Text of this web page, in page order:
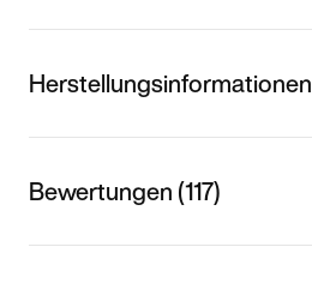
Herstellungsinformationen
Bewertungen (117)